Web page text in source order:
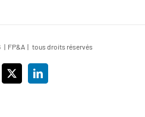
| FP&A | tous droits réservés
X LinkedIn